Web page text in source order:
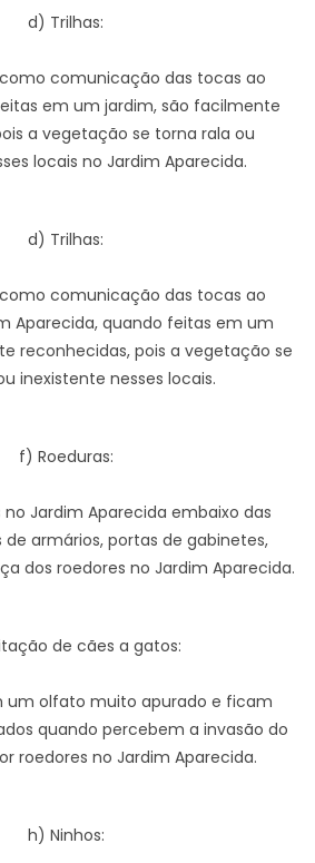
d) Trilhas:
comunicação das tocas ao
em um jardim, são facilmente
a vegetação se torna rala ou
locais no Jardim Aparecida.
d) Trilhas:
comunicação das tocas ao
Aparecida, quando feitas em um
reconhecidas, pois a vegetação se
inexistente nesses locais.
f) Roeduras:
Jardim Aparecida embaixo das
armários, portas de gabinetes,
dos roedores no Jardim Aparecida.
de cães a gatos:
um olfato muito apurado e ficam
quando percebem a invasão do
roedores no Jardim Aparecida.
h) Ninhos: